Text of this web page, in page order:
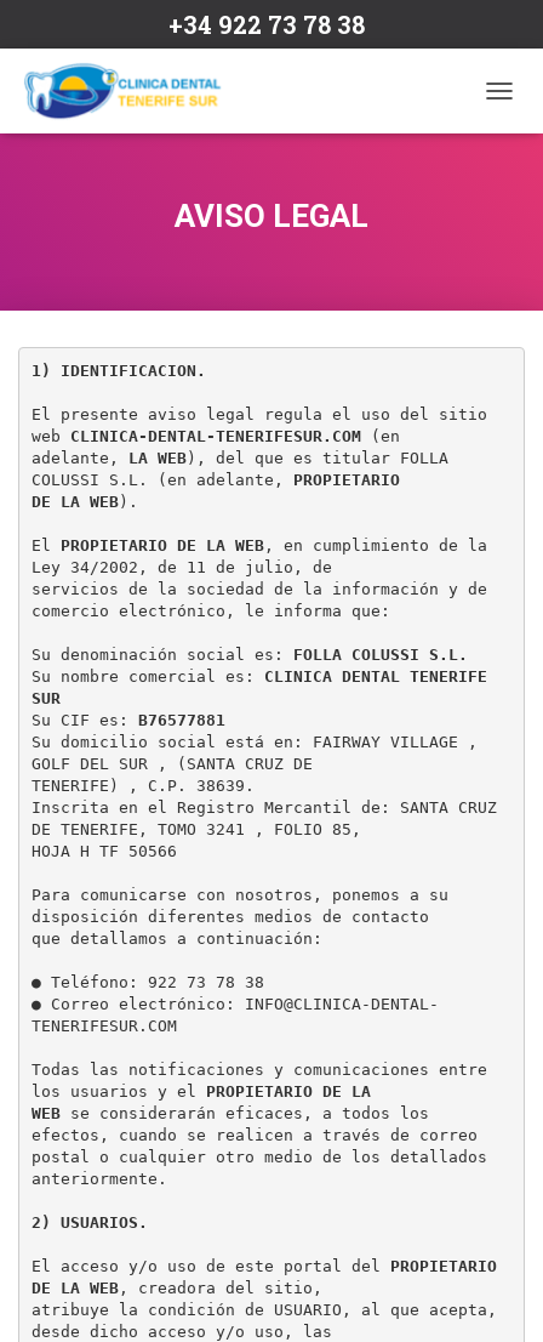
+34 922 73 78 38
A
AVISO LEGAL
1) IDENTIFICACION.
El presente aviso legal regula el uso del sitio
web CLINICA-DENTAL-TENERIFESUR.COM (en
adelante, LA WEB), del que es titular FOLLA
COLUSSI S.L. (en adelante, PROPIETARIO
DE LA WEB).
El PROPIETARIO DE LA WEB, en cumplimiento de la
Ley 34/2002, de 11 de julio, de
servicios de la sociedad de la información y de
comercio electrónico, le informa que:
Su denominación social es:
Su nombre comercial es:
CLINICA DENTAL TENERIFE
Su CIF es:
Su domicilio social está en:
FAIRWAY VILLAGE ,
GOLF DEL SUR , (SANTA CRUZ DE
TENERIFE) , C.P. 38639.
Inscrita en el Registro Mercantil de: SANTA CRUZ
DE TENERIFE, TOMO 3241 , FOLIO 85,
HOJA H TF 50566
Para comunicarse con nosotros, ponemos a su
disposición diferentes medios de contacto
que detallamos a continuación:
● Teléfono: 922 73 78 38
● Correo electrónico: INFO@CLINICA-DENTAL-
TENERIFESUR.COM
Todas las notificaciones y comunicaciones entre
los usuarios y el PROPIETARIO DE LA
WEB se considerarán eficaces, a todos los
efectos, cuando se realicen a través de correo
postal o cualquier otro medio de los detallados
anteriormente.
2) USUARIOS.
El acceso y/o uso de este portal del PROPIETARIO
DE LA WEB, creadora del sitio,
atribuye la condición de USUARIO, al que acepta,
desde dicho acceso y/o uso, las